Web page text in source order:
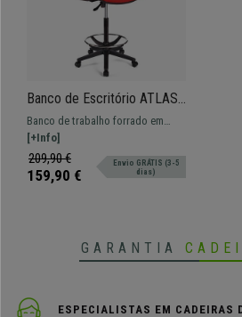
Banco de Escritório ATLAS
SEM BRAÇOS, Encosto
ajustável, Bom Acolchoado,
Em Vermelho
Banco de trabalho forrado em
tecido, amplo, resistente e
confortável. Ajustável e adaptável
para uso profissional.
[+Info]
209,90 €
159,90 €
Envio GRÁTIS (3-5
dias)
GARANTIA
ESPECIALISTAS EM CADEIRAS